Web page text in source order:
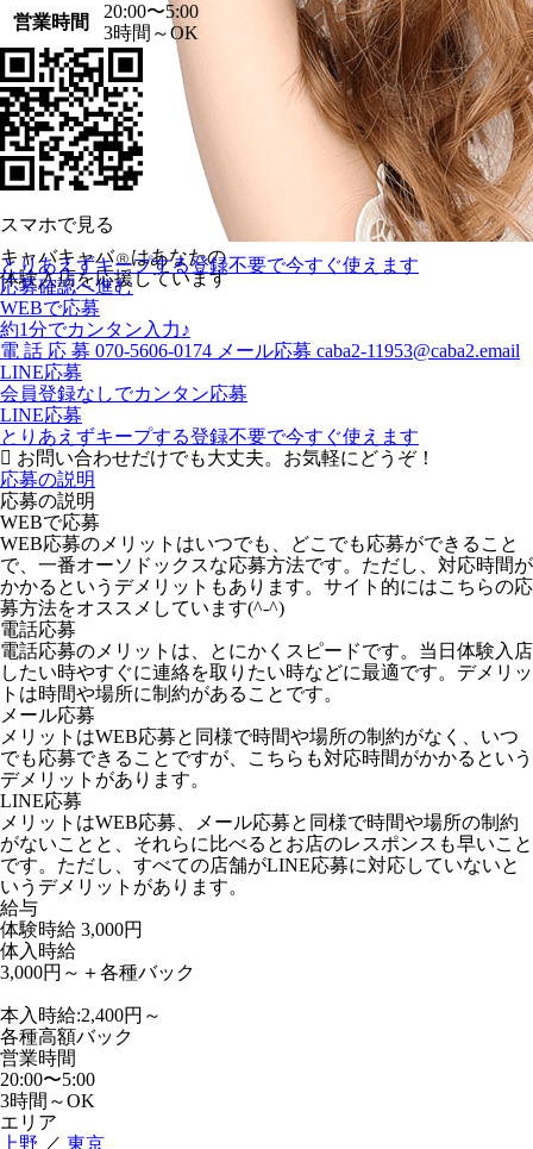
キャバキャバⓇ はあなたの
体験入店を応援しています
営業時間
20:00〜5:00
3時間～OK
スマホで見る
とりあえずキープする登録不要で今すぐ使えます
応募確認へ進む
WEBで応募
約1分でカンタン入力♪
電 話 応 募 070-5606-0174 メール応募 caba2-11953@caba2.email
LINE応募
会員登録なしでカンタン応募
LINE応募
とりあえずキープする登録不要で今すぐ使えます
お問い合わせだけでも大丈夫。お気軽にどうぞ！
応募の説明
応募の説明
WEBで応募
WEB応募のメリットはいつでも、どこでも応募ができること
で、一番オーソドックスな応募方法です。ただし、対応時間が
かかるというデメリットもあります。サイト的にはこちらの応
募方法をオススメしています(^-^)
電話応募
電話応募のメリットは、とにかくスピードです。当日体験入店
したい時やすぐに連絡を取りたい時などに最適です。デメリッ
トは時間や場所に制約があることです。
メール応募
メリットはWEB応募と同様で時間や場所の制約がなく、いつ
でも応募できることですが、こちらも対応時間がかかるという
デメリットがあります。
LINE応募
メリットはWEB応募、メール応募と同様で時間や場所の制約
がないことと、それらに比べるとお店のレスポンスも早いこと
です。ただし、すべての店舗がLINE応募に対応していないと
いうデメリットがあります。
給与
体験時給 3,000円
体入時給
3,000円～＋各種バック
本入時給:2,400円～
各種高額バック
営業時間
20:00〜5:00
3時間～OK
エリア
上野 ／ 東京